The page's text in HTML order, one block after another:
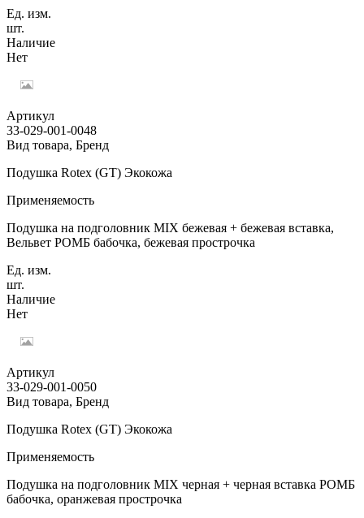
Ед. изм.
шт.
Наличие
Нет
Артикул
33-029-001-0048
Вид товара, Бренд
Подушка Rotex (GT) Экокожа
Применяемость
Подушка на подголовник MIX бежевая + бежевая вставка,
Вельвет РОМБ бабочка, бежевая прострочка
Ед. изм.
шт.
Наличие
Нет
Артикул
33-029-001-0050
Вид товара, Бренд
Подушка Rotex (GT) Экокожа
Применяемость
Подушка на подголовник MIX черная + черная вставка РОМБ
бабочка, оранжевая прострочка